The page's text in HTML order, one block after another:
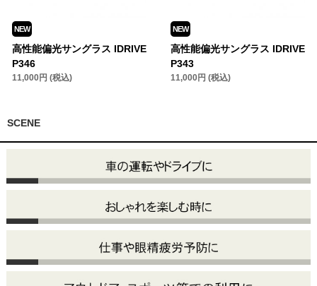
NEW
高性能偏光サングラス IDRIVE
P346
11,000円 (税込)
NEW
高性能偏光サングラス IDRIVE
P343
11,000円 (税込)
SCENE